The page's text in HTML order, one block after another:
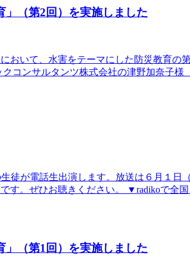
」（第2回）を実施しました
おいて、水害をテーマにした防災教育の
コンサルタンツ株式会社の津野加奈子様
徒が電話生出演します。放送は６月１日
す。ぜひお聴きください。 ▼radikoで全国
」（第1回）を実施しました